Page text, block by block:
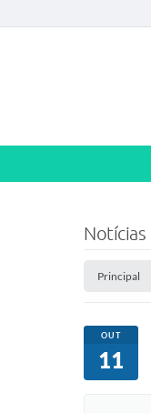
Notícias
Principal
OUT
11